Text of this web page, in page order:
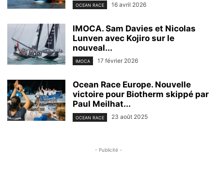
OCEAN RACE 16 avril 2026
IMOCA. Sam Davies et Nicolas
Lunven avec Kojiro sur le
nouveal...
IMOCA 17 février 2026
Ocean Race Europe. Nouvelle
victoire pour Biotherm skippé par
Paul Meilhat...
OCEAN RACE 23 août 2025
- Publicité -